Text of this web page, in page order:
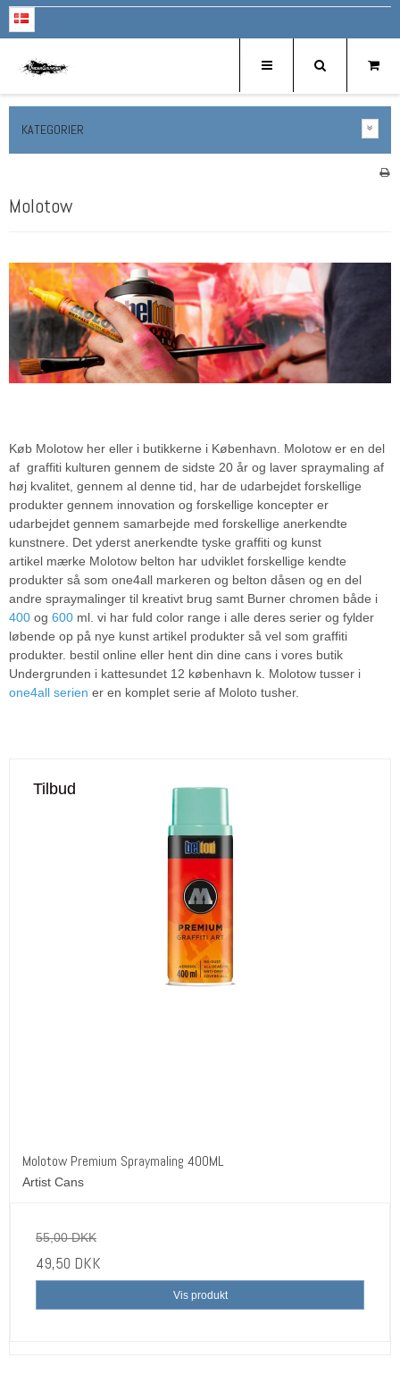
KATEGORIER
Molotow
Køb Molotow her eller i butikkerne i København. Molotow er en del
af graffiti kulturen gennem de sidste 20 år og laver spraymaling af
høj kvalitet, gennem al denne tid, har de udarbejdet forskellige
produkter gennem innovation og forskellige koncepter er
udarbejdet gennem samarbejde med forskellige anerkendte
kunstnere. Det yderst anerkendte tyske graffiti og kunst
artikel mærke Molotow belton har udviklet forskellige kendte
produkter så som one4all markeren og belton dåsen og en del
andre spraymalinger til kreativt brug samt Burner chromen både i
400 og 600 ml. vi har fuld color range i alle deres serier og fylder
løbende op på nye kunst artikel produkter så vel som graffiti
produkter. bestil online eller hent din dine cans i vores butik
Undergrunden i kattesundet 12 københavn k. Molotow tusser i
one4all serien er en komplet serie af Moloto tusher.
Tilbud
Molotow Premium Spraymaling 400ML
Artist Cans
55,00 DKK
49,50 DKK
Vis produkt